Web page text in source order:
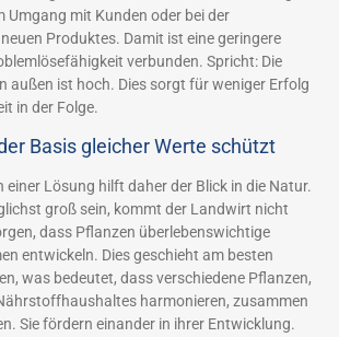
Umgang mit Kunden oder bei der
Produktes. Damit ist eine geringere
verbunden. Spricht: Die
außen ist hoch. Dies sorgt für weniger Erfolg
in der Folge.
Basis gleicher Werte schützt
einer Lösung hilft daher der Blick in die Natur.
groß sein, kommt der Landwirt nicht
dass Pflanzen überlebenswichtige
entwickeln. Dies geschieht am besten
was bedeutet, dass verschiedene Pflanzen,
harmonieren, zusammen
Sie fördern einander in ihrer Entwicklung.